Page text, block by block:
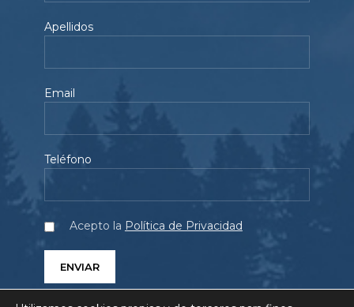
Apellidos
Email
Teléfono
Acepto la Política de Privacidad